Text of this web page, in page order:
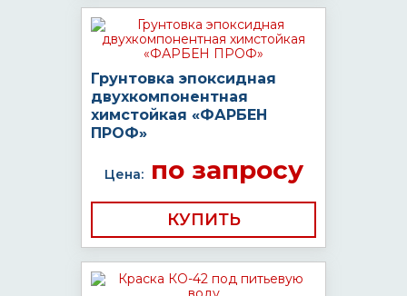
Грунтовка эпоксидная
двухкомпонентная
химстойкая «ФАРБЕН
ПРОФ»
Цена:по запросу
КУПИТЬ